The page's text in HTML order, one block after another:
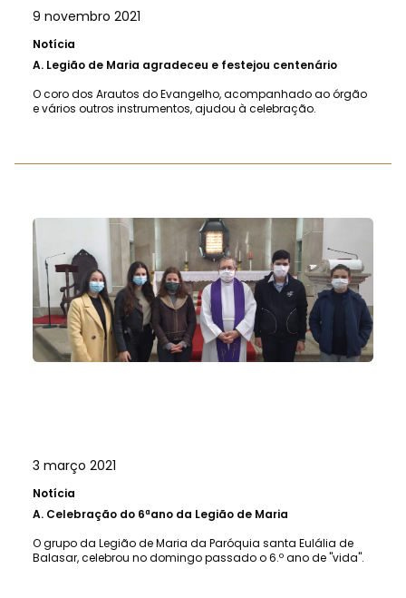
9 novembro 2021
Notícia
A. Legião de Maria agradeceu e festejou centenário
O coro dos Arautos do Evangelho, acompanhado ao órgão
e vários outros instrumentos, ajudou à celebração.
3 março 2021
Notícia
A. Celebração do 6ªano da Legião de Maria
O grupo da Legião de Maria da Paróquia santa Eulália de
Balasar, celebrou no domingo passado o 6.º ano de "vida".